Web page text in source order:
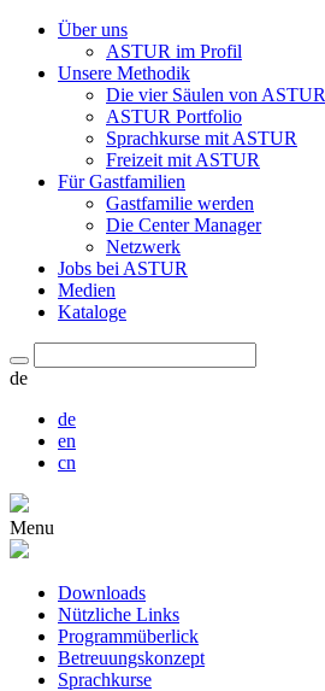
Über uns
ASTUR im Profil
Unsere Methodik
Die vier Säulen von ASTUR
ASTUR Portfolio
Sprachkurse mit ASTUR
Freizeit mit ASTUR
Für Gastfamilien
Gastfamilie werden
Die Center Manager
Netzwerk
Jobs bei ASTUR
Medien
Kataloge
de
de
en
cn
Menu
Downloads
Nützliche Links
Programmüberlick
Betreuungskonzept
Sprachkurse